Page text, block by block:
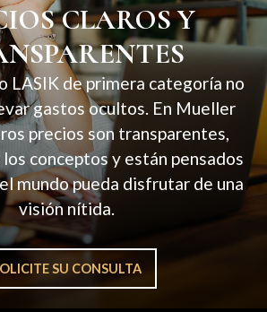
CLAROS Y
LASIK de primera categoría no
gastos ocultos. En Mueller
precios son transparentes,
conceptos y están pensados
mundo pueda disfrutar de una
visión nítida.
SU CONSULTA